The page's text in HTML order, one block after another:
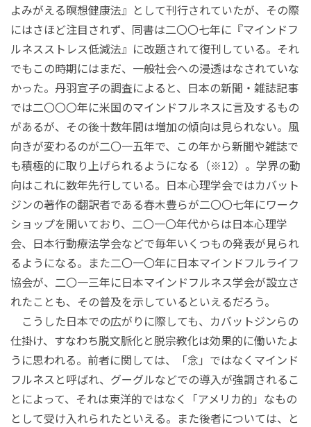
よみがえる暝想健康法』として刊行されていたが、その際
にはさほど注目されず、同書は二〇〇七年に『マインドフ
ルネスストレス低減法』に改題されて復刊している。それ
でもこの時期にはまだ、一般社会への浸透はなされていな
かった。丹羽宣子の調査によると、日本の新聞・雑誌記事
では二〇〇〇年に米国のマインドフルネスに言及するもの
があるが、その後十数年間は増加の傾向は見られない。風
向きが変わるのが二〇一五年で、この年から新聞や雑誌で
も積極的に取り上げられるようになる（※12）。学界の動
向はこれに数年先行している。日本心理学会ではカバット
ジンの著作の翻訳者である春木豊らが二〇〇七年にワーク
ショップを開いており、二〇一〇年代からは日本心理学
会、日本行動療法学会などで毎年いくつもの発表が見られ
るようになる。また二〇一〇年に日本マインドフルライフ
協会が、二〇一三年に日本マインドフルネス学会が設立さ
れたことも、その普及を示しているといえるだろう。
こうした日本での広がりに際しても、カバットジンらの
仕掛け、すなわち脱文脈化と脱宗教化は効果的に働いたよ
うに思われる。前者に関しては、「念」ではなくマインド
フルネスと呼ばれ、グーグルなどでの導入が強調されるこ
とによって、それは東洋的ではなく「アメリカ的」なもの
として受け入れられたといえる。また後者については、と